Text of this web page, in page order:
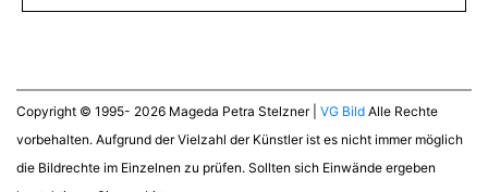
Copyright © 1995- 2026 Mageda Petra Stelzner | VG Bild Alle Rechte
vorbehalten. Aufgrund der Vielzahl der Künstler ist es nicht immer möglich
die Bildrechte im Einzelnen zu prüfen. Sollten sich Einwände ergeben